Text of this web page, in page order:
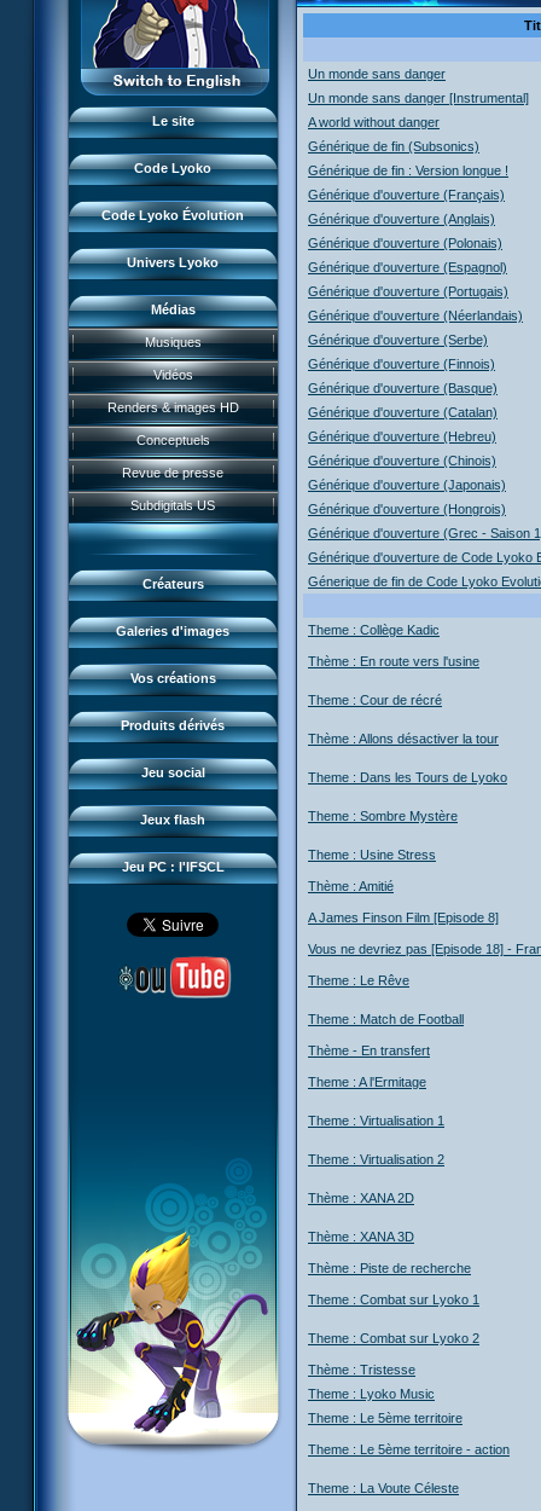
Le site
L'équipe
LyokoRéseau
Professionnels
Code Lyoko
Monstres
Lieux
Dossiers
Lyokostats
Historique CL
Code Lyoko Évolution
XANA
Monstres
Lieux
Dossiers
Lyokostats
Histoire CLE
Univers Lyoko
Garage Kids
Bande dessinée
CL Chronicles
Évènements CL
Source d'inspiration
Interviews
Médias
Musiques
Vidéos
Renders & images HD
Conceptuels
Revue de presse
Subdigitals US
Créateurs
Moonscoop
Norimage
Créateurs CL
Créateurs CLE
Galeries d'images
Accueil
Code Lyoko
Évolution (Terre)
Évolution (Virtuel)
Renders & images HD
Vos créations
FanArts
FanFictions
FanProjets
Cosplays
Perles du net
Magazine
LyokoMotion
LyokoTube
Produits dérivés
DVD et vidéos
CD et singles
Livres
Jeux vidéo
Jeu de cartes
Goodies
Divers
Catalogue
Jeu social
Présentation
Historique
Les personnages
Les pouvoirs
Guide du jeu
Monstres
Cartes & galerie
Communauté
3D Duo
Jeux flash
Jeu FR3
Course CL
Perdus ds Lyoko
Form Anti-XANA
Frôlion Attack
Mort des frelions
Monster Swarm
Course 2
Odd's Battle
Code Lyoko's Galaxy
Manta Bomber
Sector 2 Escape
Jeu PC : l'IFSCL
Présentation
News IFSCL
Médias
Questions fréquentes
Téléchargements
Réseau IFSCL
Un monde sans danger
Un monde sans danger [Instrumental]
A world without danger
Générique de fin (Subsonics)
Générique de fin : Version longue !
Générique d'ouverture (Français)
Générique d'ouverture (Anglais)
Générique d'ouverture (Polonais)
Générique d'ouverture (Espagnol)
Générique d'ouverture (Portugais)
Générique d'ouverture (Néerlandais)
Générique d'ouverture (Serbe)
Générique d'ouverture (Finnois)
Générique d'ouverture (Basque)
Générique d'ouverture (Catalan)
Générique d'ouverture (Hebreu)
Générique d'ouverture (Chinois)
Générique d'ouverture (Japonais)
Générique d'ouverture (Hongrois)
Générique d'ouverture (Grec - Saison
Générique d'ouverture de Code Lyoko
Génerique de fin de Code Lyoko
Theme : Collège Kadic
Thème : En route vers l'usine
Theme : Cour de récré
Thème : Allons désactiver la tour
Theme : Dans les Tours de Lyoko
Theme : Sombre Mystère
Theme : Usine Stress
Thème : Amitié
A James Finson Film [Episode 8]
Vous ne devriez pas [Episode 18] -
Theme : Le Rêve
Theme : Match de Football
Thème - En transfert
Theme : A l'Ermitage
Theme : Virtualisation 1
Theme : Virtualisation 2
Thème : XANA 2D
Thème : XANA 3D
Thème : Piste de recherche
Theme : Combat sur Lyoko 1
Theme : Combat sur Lyoko 2
Thème : Tristesse
Theme : Lyoko Music
Theme : Le 5ème territoire
Theme : Le 5ème territoire - action
Theme : La Voute Céleste